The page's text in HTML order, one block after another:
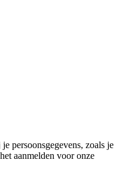
persoonsgegevens, zoals je
aanmelden voor onze